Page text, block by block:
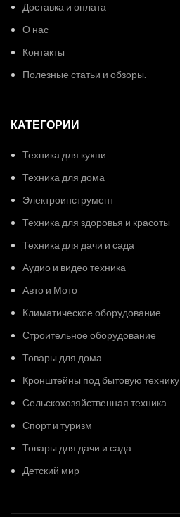
Доставка и оплата
О нас
Контакты
Полезные статьи и обзоры.
КАТЕГОРИИ
Техника для кухни
Техника для дома
Электроинструмент
Техника для здоровья и красоты
Техника для дачи и сада
Аудио и видео техника
Авто и Мото
Климатическое оборудование
Строительное оборудование
Товары для дома
Кронштейны под бытовую технику
Сельскохозяйственная техника
Спорт и туризм
Товары для дачи и сада
Детский мир